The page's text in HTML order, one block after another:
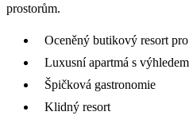
prostorům.
Oceněný butikový resort
Luxusní apartmá s výhledem
Špičková gastronomie
Klidný resort